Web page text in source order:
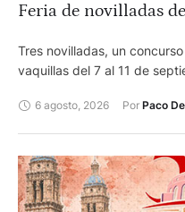
Feria de novilladas
Tres novilladas, un
vaquillas del 7 al 11 de
6 agosto, 2026 Por Paco